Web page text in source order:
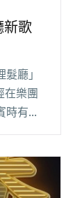
廳」
在樂團
時有現
次 〈連
的無奈
笠〉"